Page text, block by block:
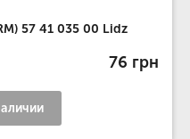
57 41 035 00 Lidz
76 грн